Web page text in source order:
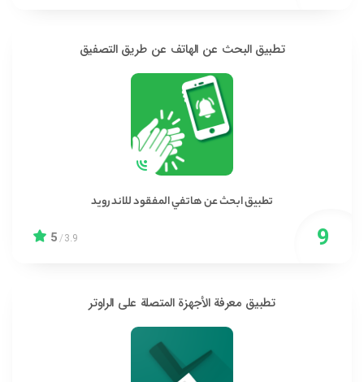
تطبيق البحث عن الهاتف عن طريق التصفيق
تطبيق ابحث عن هاتفي المفقود للاندرويد
3.9
/
5
تطبيق معرفة الأجهزة المتصلة على الراوتر